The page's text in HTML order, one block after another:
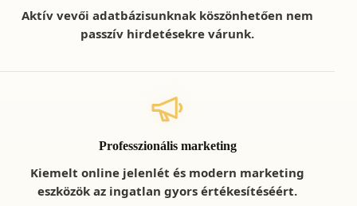
Aktív vevői adatbázisunknak köszönhetően nem
passzív hirdetésekre várunk.
Professzionális marketing
Kiemelt online jelenlét és modern marketing
eszközök az ingatlan gyors értékesítéséért.